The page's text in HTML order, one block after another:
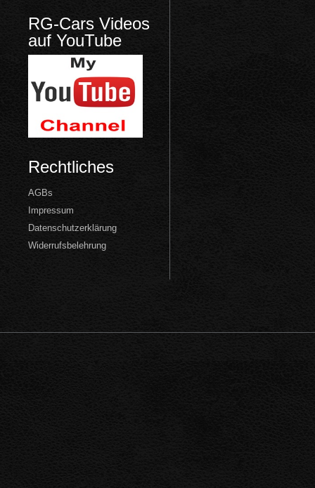
RG-Cars Videos
auf YouTube
Rechtliches
AGBs
Impressum
Datenschutzerklärung
Widerrufsbelehrung